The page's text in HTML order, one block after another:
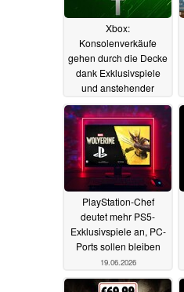
Xbox:
Konsolenverkäufe
gehen durch die Decke
dank Exklusivspiele
und anstehender
Preiserhöhung
22.07.2026
PlayStation-Chef
deutet mehr PS5-
Exklusivspiele an, PC-
Ports sollen bleiben
19.06.2026